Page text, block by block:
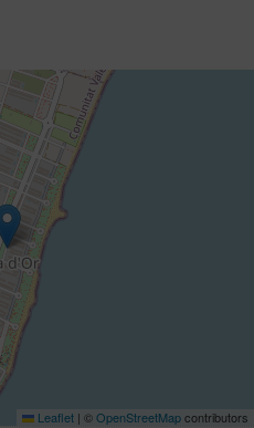
Leaflet | ©OpenStreetMapcontributors